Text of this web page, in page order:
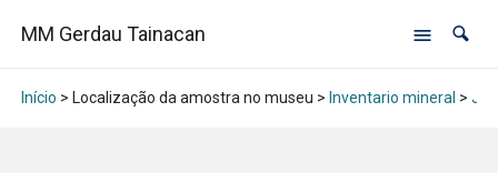
MM Gerdau Tainacan
Início > Localização da amostra no museu > Inventario mineral >